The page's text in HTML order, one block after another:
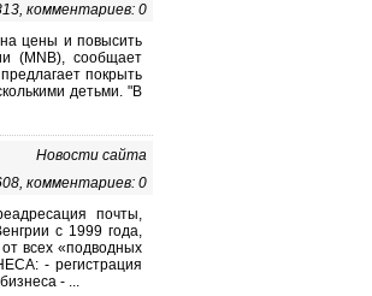
комментариев: 0
цены и повысить
(MNB), сообщает
покрыть
детьми. "В
Новости сайта
комментариев: 0
почты,
с 1999 года,
всех «подводных
- регистрация
- ...